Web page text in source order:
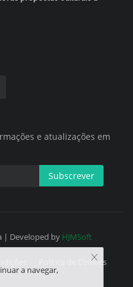
e atualizações em
Subscrever
| Developed by HJMSoft
Política de Cookies
a navegar,